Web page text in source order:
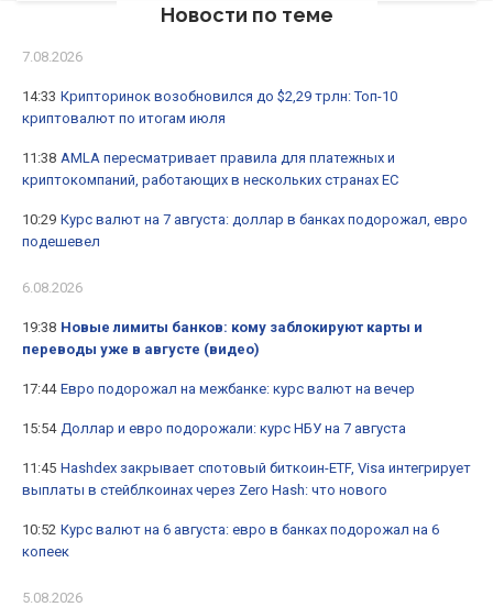
Новости по теме
7.08.2026
14:33 Крипторинок возобновился до $2,29 трлн: Топ-10
криптовалют по итогам июля
11:38 AMLA пересматривает правила для платежных и
криптокомпаний, работающих в нескольких странах ЕС
10:29 Курс валют на 7 августа: доллар в банках подорожал, евро
подешевел
6.08.2026
19:38 Новые лимиты банков: кому заблокируют карты и
переводы уже в августе (видео)
17:44 Евро подорожал на межбанке: курс валют на вечер
15:54 Доллар и евро подорожали: курс НБУ на 7 августа
11:45 Hashdex закрывает спотовый биткоин-ETF, Visa интегрирует
выплаты в стейблкоинах через Zero Hash: что нового
10:52 Курс валют на 6 августа: евро в банках подорожал на 6
копеек
5.08.2026